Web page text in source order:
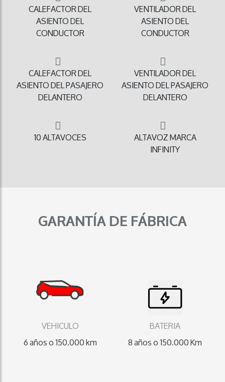
CALEFACTOR DEL
ASIENTO DEL
CONDUCTOR
VENTILADOR DEL
ASIENTO DEL
CONDUCTOR
CALEFACTOR DEL
ASIENTO DEL PASAJERO
DELANTERO
VENTILADOR DEL
ASIENTO DEL PASAJERO
DELANTERO
10 ALTAVOCES ALTAVOZ MARCA
INFINITY
GARANTÍA DE FÁBRICA
VEHICULO
6 años o 150.000 km
BATERIA
8 años o 150.000 Km